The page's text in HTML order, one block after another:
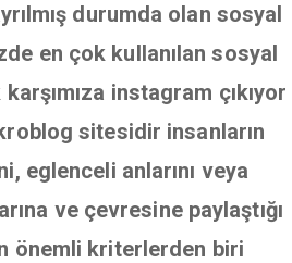
durumda olan sosyal
en çok kullanılan sosyal
instagram çıkıyor
sitesidir insanların
eglenceli anlarını veya
ve çevresine paylaştığı
önemli kriterlerden biri